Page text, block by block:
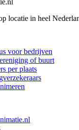
locatie in heel
voor bedrijven
of buurt
per plaats